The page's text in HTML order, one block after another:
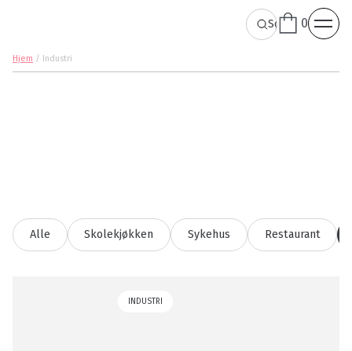
0
Hjem / Industri
Alle Skolekjøkken Sykehus Restaurant
INDUSTRI